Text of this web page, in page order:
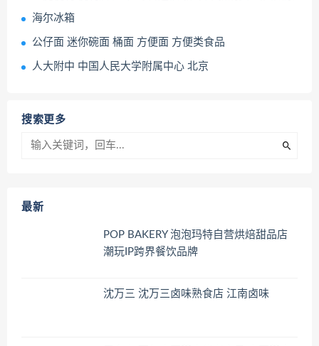
海尔冰箱
公仔面 迷你碗面 桶面 方便面 方便类食品
人大附中 中国人民大学附属中心 北京
搜索更多
最新
POP BAKERY 泡泡玛特自营烘焙甜品店
潮玩IP跨界餐饮品牌
沈万三 沈万三卤味熟食店 江南卤味